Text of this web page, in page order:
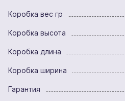
Коробка вес гр
Коробка высота
Коробка длина
Коробка ширина
Гарантия